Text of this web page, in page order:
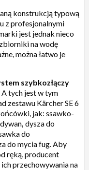
konstrukcją typową
z profesjonalnymi
jest jednak nieco
na wodę
można łatwo je
szybkozłączy
tych jest w tym
zestawu Kärcher SE 6
jak: ssawko-
, dysza do
do
do mycia fug. Aby
ręką, producent
przechowywania na